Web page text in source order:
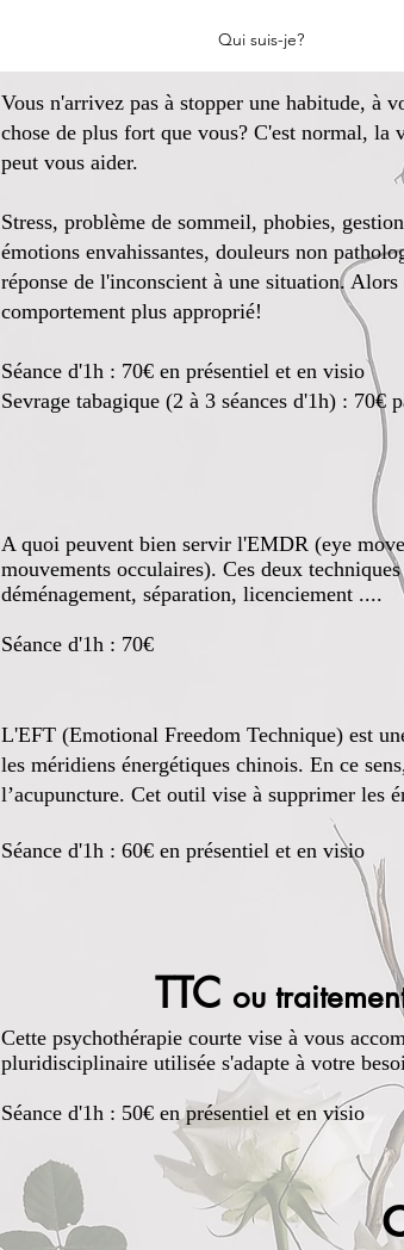
Qui suis-je?
Vous n'arrivez pas à stopper une habitude, à
chose de plus fort que vous? C'est normal,
peut vous aider.
Stress, problème de sommeil, phobies,
émotions envahissantes, douleurs non
réponse de l'inconscient à une situation.
comportement plus approprié!
Séance d'1h : 70€ en présentiel et en visio
Sevrage tabagique (2 à 3 séances d'1h) : 70€
L'EMDR
A quoi peuvent bien servir l'EMDR (eye
mouvements occulaires). Ces deux
déménagement, séparation, licenciement ....
Séance d'1h : 70€
L'EFT (Emotional Freedom Technique) est
les méridiens énergétiques chinois. En ce
l’acupuncture. Cet outil vise à supprimer les
Séance d'1h : 60€ en présentiel et en visio
TTC ou
Cette psychothérapie courte vise à vous
pluridisciplinaire utilisée s'adapte à votre
Séance d'1h : 50€ en présentiel et en visio